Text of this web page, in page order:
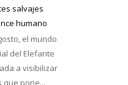
salvajes
humano
el mundo
del Elefante
a visibilizar
que pone...